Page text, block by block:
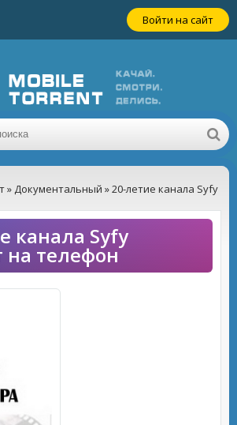
Войти на сайт
» Документальный » 20-летие канала Syfy
канала Syfy
на телефон